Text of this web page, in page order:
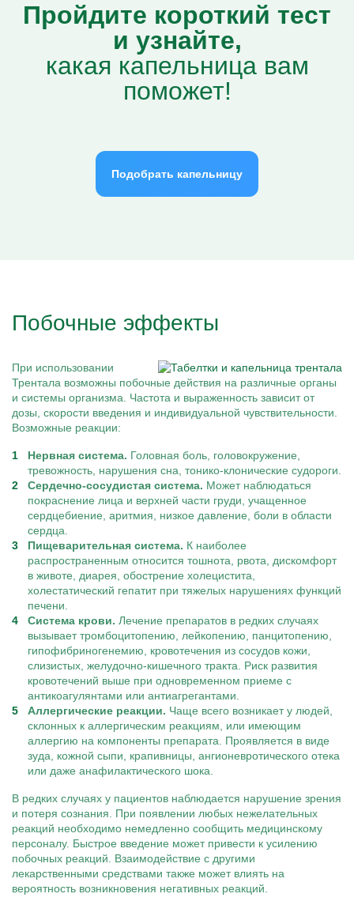
Пройдите короткий тест
и узнайте,
какая капельница вам
поможет!
Подобрать капельницу
Побочные эффекты
При использовании
Трентала возможны побочные действия на различные органы
и системы организма. Частота и выраженность зависит от
дозы, скорости введения и индивидуальной чувствительности.
Возможные реакции:
Нервная система. Головная боль, головокружение,
тревожность, нарушения сна, тонико-клонические судороги.
Сердечно-сосудистая система. Может наблюдаться
покраснение лица и верхней части груди, учащенное
сердцебиение, аритмия, низкое давление, боли в области
сердца.
Пищеварительная система. К наиболее
распространенным относится тошнота, рвота, дискомфорт
в животе, диарея, обострение холецистита,
холестатический гепатит при тяжелых нарушениях функций
печени.
Система крови. Лечение препаратов в редких случаях
вызывает тромбоцитопению, лейкопению, панцитопению,
гипофибриногенемию, кровотечения из сосудов кожи,
слизистых, желудочно-кишечного тракта. Риск развития
кровотечений выше при одновременном приеме с
антикоагулянтами или антиагрегантами.
Аллергические реакции. Чаще всего возникает у людей,
склонных к аллергическим реакциям, или имеющим
аллергию на компоненты препарата. Проявляется в виде
зуда, кожной сыпи, крапивницы, ангионевротического отека
или даже анафилактического шока.
В редких случаях у пациентов наблюдается нарушение зрения
и потеря сознания. При появлении любых нежелательных
реакций необходимо немедленно сообщить медицинскому
персоналу. Быстрое введение может привести к усилению
побочных реакций. Взаимодействие с другими
лекарственными средствами также может влиять на
вероятность возникновения негативных реакций.